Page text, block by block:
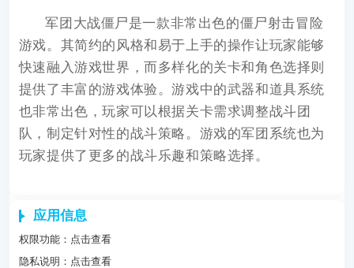
军团大战僵尸是一款非常出色的僵尸射击冒险
游戏。其简约的风格和易于上手的操作让玩家能够
快速融入游戏世界，而多样化的关卡和角色选择则
提供了丰富的游戏体验。游戏中的武器和道具系统
也非常出色，玩家可以根据关卡需求调整战斗团
队，制定针对性的战斗策略。游戏的军团系统也为
玩家提供了更多的战斗乐趣和策略选择。
应用信息
权限功能： 点击查看
隐私说明： 点击查看